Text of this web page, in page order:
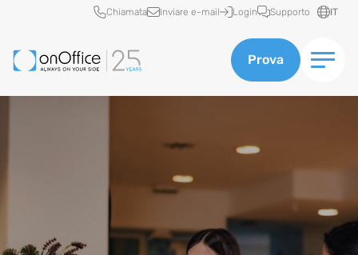
Accesso rapido
Chiamata Inviare e-mail Login Supporto IT
Prova